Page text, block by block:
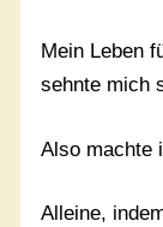
Mein Leben
sehnte mich
Also machte
Alleine,